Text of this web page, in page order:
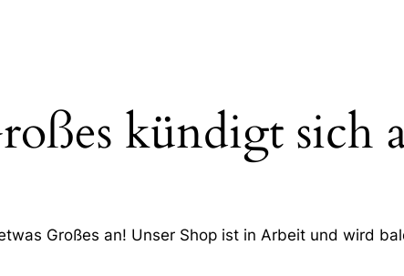
kündigt sich
Großes an! Unser Shop ist in Arbeit und wird